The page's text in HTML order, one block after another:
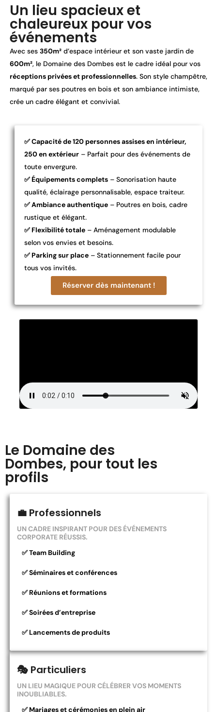
Un lieu spacieux et
chaleureux pour vos
événements
Avec ses 350m² d’espace intérieur et son vaste jardin de
600m², le Domaine des Dombes est le cadre idéal pour vos
réceptions privées et professionnelles. Son style champêtre,
marqué par ses poutres en bois et son ambiance intimiste,
crée un cadre élégant et convivial.
✅ Capacité de 120 personnes assises en intérieur,
250 en extérieur – Parfait pour des événements de
toute envergure.
✅ Équipements complets – Sonorisation haute
qualité, éclairage personnalisable, espace traiteur.
✅ Ambiance authentique – Poutres en bois, cadre
rustique et élégant.
✅ Flexibilité totale – Aménagement modulable
selon vos envies et besoins.
✅ Parking sur place – Stationnement facile pour
tous vos invités.
Réserver dès maintenant !
Le Domaine des
Dombes, pour tout les
profils
💼 Professionnels
UN CADRE INSPIRANT POUR DES ÉVÉNEMENTS
CORPORATE RÉUSSIS.
✅ Séminaires et conférences
✅ Réunions et formations
✅ Soirées d’entreprise
✅ Lancements de produits
✅ Team Building
🎭 Particuliers
UN LIEU MAGIQUE POUR CÉLÉBRER VOS MOMENTS
INOUBLIABLES.
✅ Mariages et cérémonies en plein air